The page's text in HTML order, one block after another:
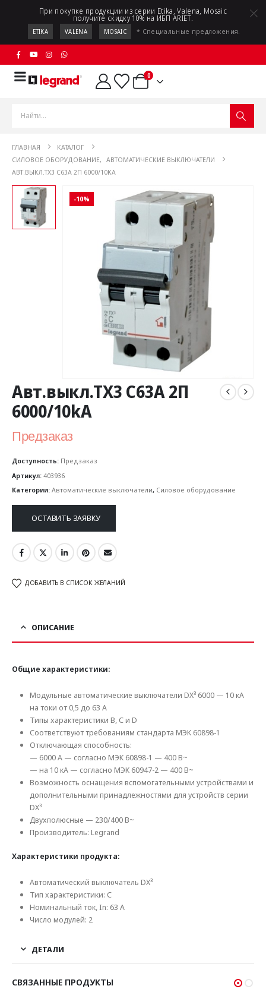
При покупке продукции из серии Etika, Valena, Mosaic
получите скидку 10% на ИБП ARIET.
ETIKA VALENA MOSAIC * Специальные предложения.
0
ГЛАВНАЯ
КАТАЛОГ
СИЛОВОЕ ОБОРУДОВАНИЕ, АВТОМАТИЧЕСКИЕ ВЫКЛЮЧАТЕЛИ
АВТ.ВЫКЛ.TX3 C63A 2П 6000/10KA
-10%
Авт.выкл.TX3 C63A 2П
6000/10kA
Предзаказ
Доступность: Предзаказ
Артикул: 403936
Категории: Автоматические выключатели, Силовое оборудование
ОСТАВИТЬ ЗАЯВКУ
ДОБАВИТЬ В СПИСОК ЖЕЛАНИЙ
ОПИСАНИЕ
Общие характеристики:
Модульные автоматические выключатели DX³ 6000 — 10 кА
на токи от 0,5 до 63 А
Типы характеристики В, C и D
Соответствуют требованиям стандарта МЭК 60898-1
Отключающая способность:
— 6000 А — согласно МЭК 60898-1 — 400 В~
— на 10 кА — согласно МЭК 60947-2 — 400 В~
Возможность оснащения вспомогательными устройствами и
дополнительными принадлежностями для устройств серии
DX³
Двухполюсные — 230/400 В~
Производитель: Legrand
Характеристики продукта:
Автоматический выключатель DX³
Тип характеристики: C
Номинальный ток, In: 63 А
Число модулей: 2
ДЕТАЛИ
СВЯЗАННЫЕ ПРОДУКТЫ